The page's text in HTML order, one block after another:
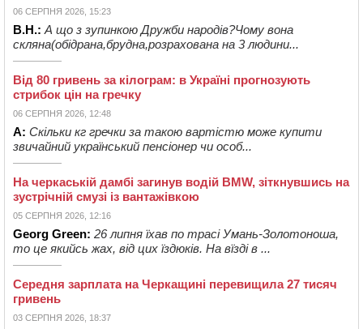
06 СЕРПНЯ 2026, 15:23
В.Н.: А що з зупинкою Дружби народів?Чому вона
скляна(обідрана,брудна,розрахована на 3 людини...
Від 80 гривень за кілограм: в Україні прогнозують
стрибок цін на гречку
06 СЕРПНЯ 2026, 12:48
А: Скільки кг гречки за такою вартістю може купити
звичайний український пенсіонер чи особ...
На черкаській дамбі загинув водій BMW, зіткнувшись на
зустрічній смузі із вантажівкою
05 СЕРПНЯ 2026, 12:16
Georg Green: 26 липня їхав по трасі Умань-Золотоноша,
то це якийсь жах, від цих їздюків. На вїзді в ...
Середня зарплата на Черкащині перевищила 27 тисяч
гривень
03 СЕРПНЯ 2026, 18:37